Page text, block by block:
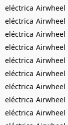
eléctrica Airwheel
eléctrica Airwheel
eléctrica Airwheel
eléctrica Airwheel
eléctrica Airwheel
eléctrica Airwheel
eléctrica Airwheel
eléctrica Airwheel
eléctrica Airwheel